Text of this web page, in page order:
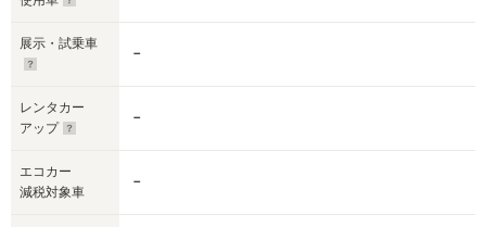
展示・試乗車
－
レンタカー
アップ
－
エコカー
減税対象車
－